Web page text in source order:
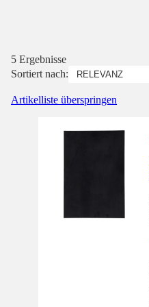
5 Ergebnisse
Sortiert nach:
Artikelliste überspringen